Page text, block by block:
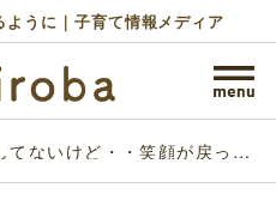
うに｜子育て情報メディア
てないけど・・笑顔が戻っ
った長男の話｜はんままの子